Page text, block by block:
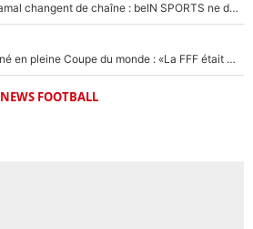
Kylian Mbappé et Lamine Yamal changent de chaîne : beIN SPORTS ne digère pas cette décision historique et prédit un fiasco pour la Liga
Didier Deschamps abandonné en pleine Coupe du monde : «La FFF était déjà passée à Zinedine Zidane»
NEWS FOOTBALL